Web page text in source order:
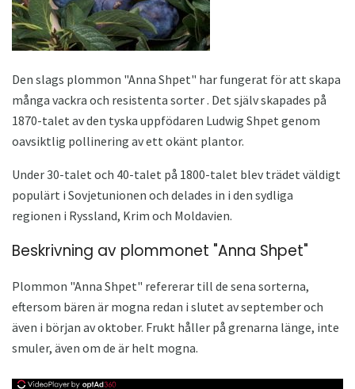
Den slags plommon "Anna Shpet" har fungerat för att skapa
många vackra och resistenta sorter . Det själv skapades på
1870-talet av den tyska uppfödaren Ludwig Shpet genom
oavsiktlig pollinering av ett okänt plantor.
Under 30-talet och 40-talet på 1800-talet blev trädet väldigt
populärt i Sovjetunionen och delades in i den sydliga
regionen i Ryssland, Krim och Moldavien.
Beskrivning av plommonet "Anna Shpet"
Plommon "Anna Shpet" refererar till de sena sorterna,
eftersom bären är mogna redan i slutet av september och
även i början av oktober. Frukt håller på grenarna länge, inte
smuler, även om de är helt mogna.